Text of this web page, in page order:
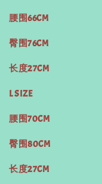
腰围66CM
臀围76CM
长度27CM
L SIZE
腰围70CM
臀围80CM
长度27CM